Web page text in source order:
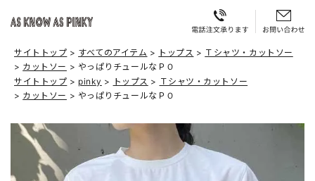
サイトトップ すべてのアイテム トップス
Ｔシャツ・カットソー
カットソー
やっぱりチュールなＰＯ
サイトトップ
pinky トップス
Ｔシャツ・カットソー
カットソー
やっぱりチュールなＰＯ